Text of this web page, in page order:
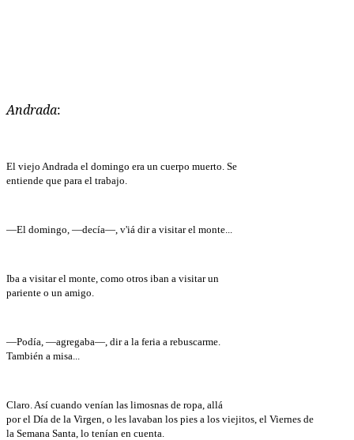
Andrada:
El viejo Andrada el domingo era un cuerpo muerto. Se
entiende que para el trabajo.
—El domingo, —decía—, v'iá dir a visitar el monte...
Iba a visitar el monte, como otros iban a visitar un
pariente o un amigo.
—Podía, —agregaba—, dir a la feria a rebuscarme.
También a misa...
Claro. Así cuando venían las limosnas de ropa, allá
por el Día de la Virgen, o les lavaban los pies a los viejitos, el Viernes de
la Semana Santa, lo tenían en cuenta.